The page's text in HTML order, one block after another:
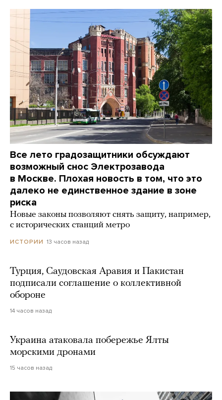
Все лето градозащитники обсуждают
возможный снос Электрозавода
в Москве. Плохая новость в том, что это
далеко не единственное здание в зоне
риска
Новые законы позволяют снять защиту, например,
с исторических станций метро
ИСТОРИИ 13 часов назад
Турция, Саудовская Аравия и Пакистан
подписали соглашение о коллективной
обороне
14 часов назад
Украина атаковала побережье Ялты
морскими дронами
15 часов назад